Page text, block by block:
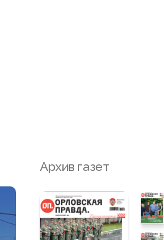
Архив газет